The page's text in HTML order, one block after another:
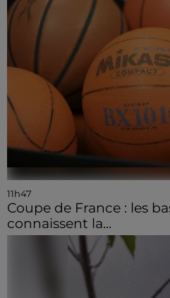
11h47
Coupe de France : les
connaissent la...